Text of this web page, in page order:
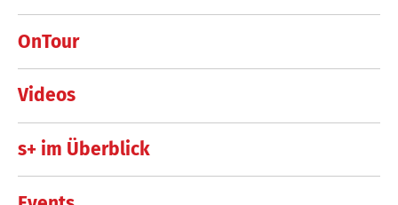
OnTour
Videos
s+ im Überblick